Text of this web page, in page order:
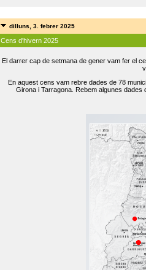
dilluns, 3. febrer 2025
Cens d'hivern 2025
El darrer cap de setmana de gener vam fer el
En aquest cens vam rebre dades de 78
Girona i Tarragona. Rebem algunes